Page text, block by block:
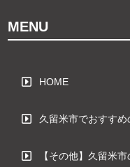
MENU
HOME
久留米市でおすす
【その他】久留米